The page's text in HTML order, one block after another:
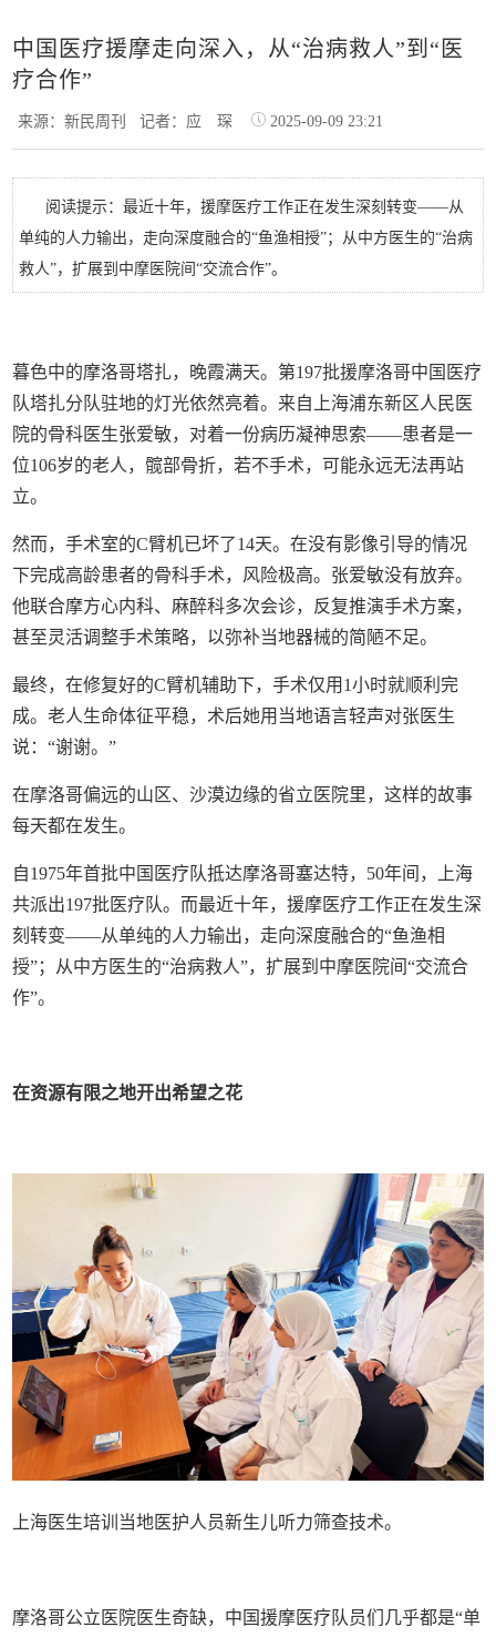
中国医疗援摩走向深入，从“治病救人”到“医
疗合作”
来源：新民周刊记者：应 琛 2025-09-09 23:21
阅读提示：最近十年，援摩医疗工作正在发生深刻转变——从
单纯的人力输出，走向深度融合的“鱼渔相授”；从中方医生的“治病
救人”，扩展到中摩医院间“交流合作”。
暮色中的摩洛哥塔扎，晚霞满天。第197批援摩洛哥中国医疗
队塔扎分队驻地的灯光依然亮着。来自上海浦东新区人民医
院的骨科医生张爱敏，对着一份病历凝神思索——患者是一
位106岁的老人，髋部骨折，若不手术，可能永远无法再站
立。
然而，手术室的C臂机已坏了14天。在没有影像引导的情况
下完成高龄患者的骨科手术，风险极高。张爱敏没有放弃。
他联合摩方心内科、麻醉科多次会诊，反复推演手术方案，
甚至灵活调整手术策略，以弥补当地器械的简陋不足。
最终，在修复好的C臂机辅助下，手术仅用1小时就顺利完
成。老人生命体征平稳，术后她用当地语言轻声对张医生
说：“谢谢。”
在摩洛哥偏远的山区、沙漠边缘的省立医院里，这样的故事
每天都在发生。
自1975年首批中国医疗队抵达摩洛哥塞达特，50年间，上海
共派出197批医疗队。而最近十年，援摩医疗工作正在发生深
刻转变——从单纯的人力输出，走向深度融合的“鱼渔相
授”；从中方医生的“治病救人”，扩展到中摩医院间“交流合
作”。
在资源有限之地开出希望之花
上海医生培训当地医护人员新生儿听力筛查技术。
摩洛哥公立医院医生奇缺，中国援摩医疗队员们几乎都是“单